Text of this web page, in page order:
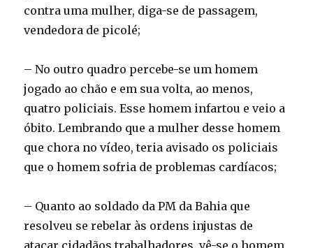
contra uma mulher, diga-se de passagem,
vendedora de picolé;
– No outro quadro percebe-se um homem
jogado ao chão e em sua volta, ao menos,
quatro policiais. Esse homem infartou e veio a
óbito. Lembrando que a mulher desse homem
que chora no vídeo, teria avisado os policiais
que o homem sofria de problemas cardíacos;
– Quanto ao soldado da PM da Bahia que
resolveu se rebelar às ordens injustas de